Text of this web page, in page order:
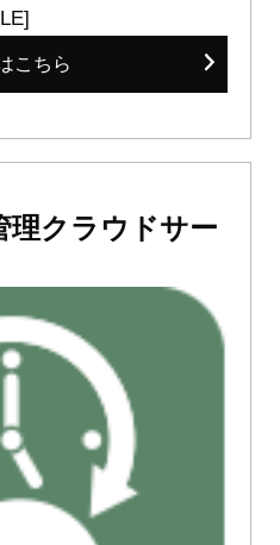
こちら
理クラウドサー